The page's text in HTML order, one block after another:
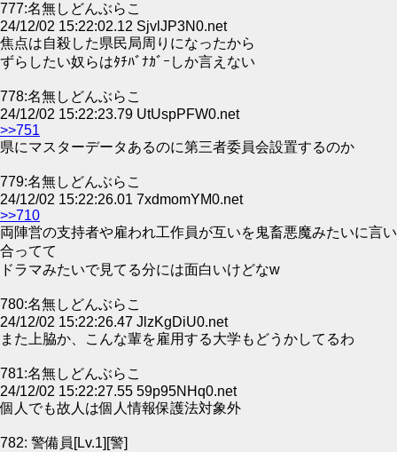
777:名無しどんぶらこ
24/12/02 15:22:02.12 SjvlJP3N0.net
焦点は自殺した県民局周りになったから
ずらしたい奴らはﾀﾁﾊﾞﾅｶﾞｰしか言えない
778:名無しどんぶらこ
24/12/02 15:22:23.79 UtUspPFW0.net
>>751
県にマスターデータあるのに第三者委員会設置するのか
779:名無しどんぶらこ
24/12/02 15:22:26.01 7xdmomYM0.net
>>710
両陣営の支持者や雇われ工作員が互いを鬼畜悪魔みたいに言い
合ってて
ドラマみたいで見てる分には面白いけどなw
780:名無しどんぶらこ
24/12/02 15:22:26.47 JlzKgDiU0.net
また上脇か、こんな輩を雇用する大学もどうかしてるわ
781:名無しどんぶらこ
24/12/02 15:22:27.55 59p95NHq0.net
個人でも故人は個人情報保護法対象外
782: 警備員[Lv.1][警]